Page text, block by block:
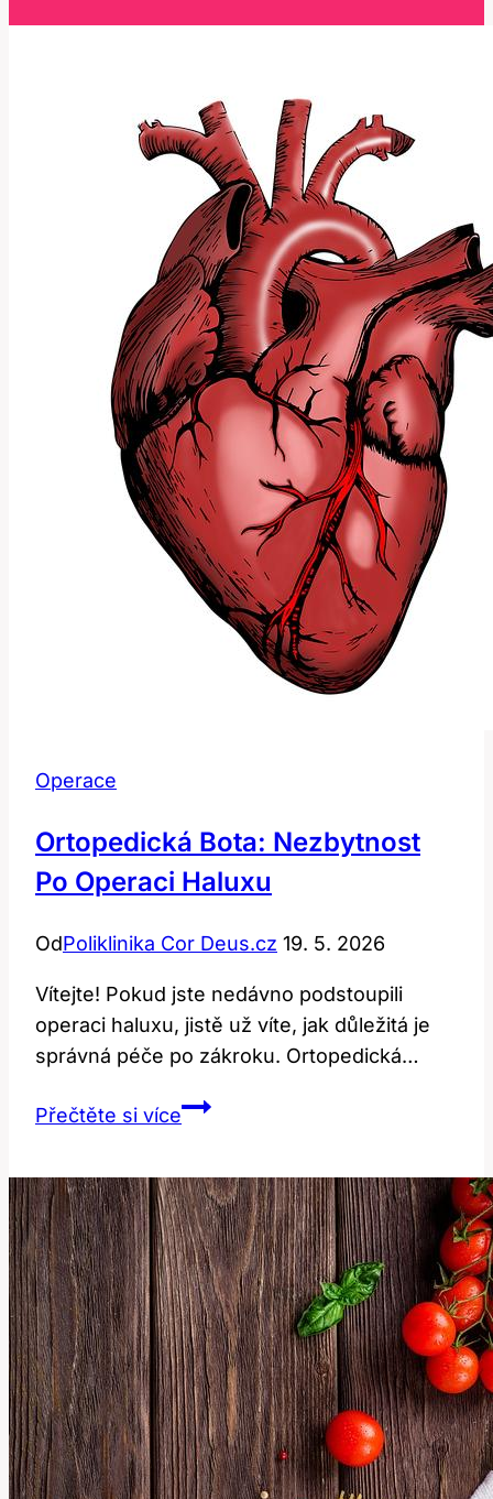
Operace
Ortopedická Bota: Nezbytnost
Po Operaci Haluxu
OdPoliklinika Cor Deus.cz 19. 5. 2026
Vítejte! Pokud jste nedávno podstoupili
operaci haluxu, jistě už víte, jak důležitá je
správná péče po zákroku. Ortopedická…
Přečtěte si víceOrtopedická
po
Operaci
Haluxu